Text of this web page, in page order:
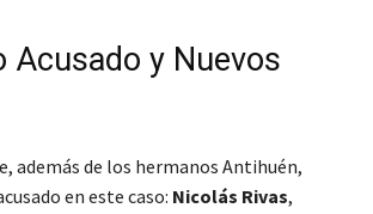
Acusado y Nuevos
además de los hermanos Antihuén,
en este caso: Nicolás Rivas,